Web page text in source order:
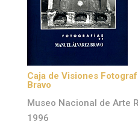
Caja de Visiones
Bravo
Museo Nacional de Arte
1996